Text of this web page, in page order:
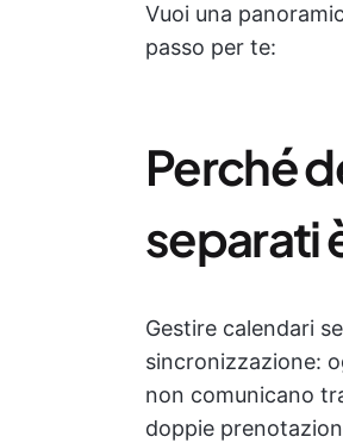
Vuoi una
passo per te:
Perché
separati
Gestire calendari
sincronizzazione:
non comunicano
doppie